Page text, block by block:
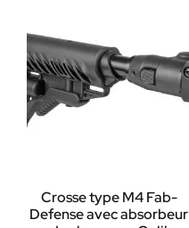
Crosse type M4 Fab-
Defense avec absorbeur